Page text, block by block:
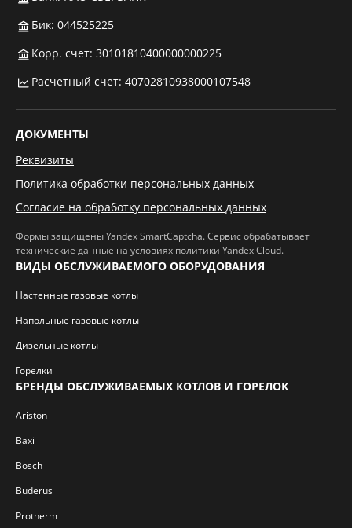
Бик: 044525225
Корр. счет: 30101810400000000225
Расчетный счет: 40702810938000107548
ДОКУМЕНТЫ
Реквизиты
Политика обработки персональных данных
Согласие на обработку персональных данных
Формы защищены Yandex SmartCaptcha. Сервис обрабатывает
технические данные на условиях политики Yandex Cloud.
ВИДЫ ОБСЛУЖИВАЕМОГО ОБОРУДОВАНИЯ
Настенные газовые котлы
Напольные газовые котлы
Дизельные котлы
Горелки
БРЕНДЫ ОБСЛУЖИВАЕМЫХ КОТЛОВ И ГОРЕЛОК
Ariston
Baxi
Bosch
Buderus
Protherm